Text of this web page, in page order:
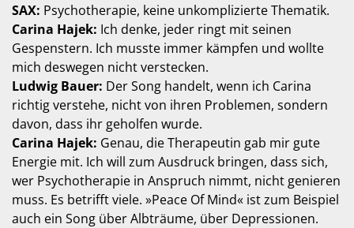
SAX: Psychotherapie, keine unkomplizierte Thematik.
Carina Hajek: Ich denke, jeder ringt mit seinen
Gespenstern. Ich musste immer kämpfen und wollte
mich deswegen nicht verstecken.
Ludwig Bauer: Der Song handelt, wenn ich Carina
richtig verstehe, nicht von ihren Problemen, sondern
davon, dass ihr geholfen wurde.
Carina Hajek: Genau, die Therapeutin gab mir gute
Energie mit. Ich will zum Ausdruck bringen, dass sich,
wer Psychotherapie in Anspruch nimmt, nicht genieren
muss. Es betrifft viele. »Peace Of Mind« ist zum Beispiel
auch ein Song über Albträume, über Depressionen.